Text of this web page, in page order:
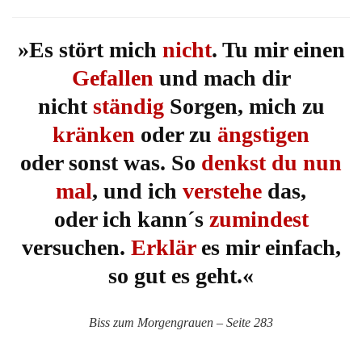
Morgengrauen
(Bella
&
#1)
von
Stephanie
Meyer
»Es stört mich nicht. Tu mir einen
Gefallen und mach dir
nichtständig Sorgen, mich zu
kränken oder zu ängstigen
oder sonst was. So denkst du nun
mal, und ich verstehe das,
oder ich kann´szumindest
versuchen. Erkläres mir einfach,
so gut es geht.«
Biss zum Morgengrauen – Seite 283